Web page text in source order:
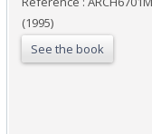
(1995)
See the book